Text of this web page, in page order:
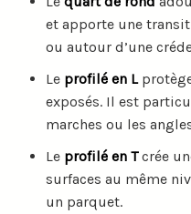
et apporte une
ou autour d’une
Le profilé en L
exposés. Il est
marches ou les
Le profilé en Tcrée
surfaces au même
un parquet.